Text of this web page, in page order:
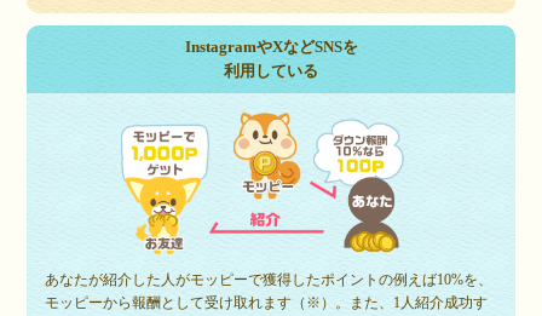
InstagramやXなどSNSを
利用している
あなたが紹介した人がモッピーで獲得したポイントの例えば10%を、
モッピーから報酬として受け取れます（※）。また、1人紹介成功す